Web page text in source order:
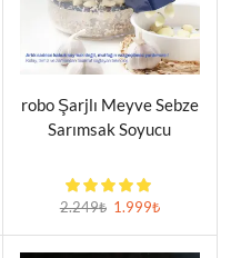
robo Şarjlı Meyve Sebze
Sarımsak Soyucu
2.249₺ 1.999₺